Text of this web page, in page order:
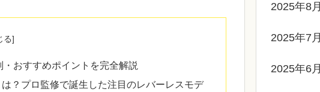
おすすめポイントを完全解説
？プロ監修で誕生した注目のレバーレスモデ
2025年8月
2025年7月
2025年6月